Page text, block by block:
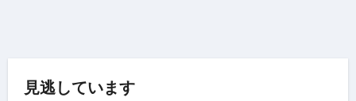
見逃しています